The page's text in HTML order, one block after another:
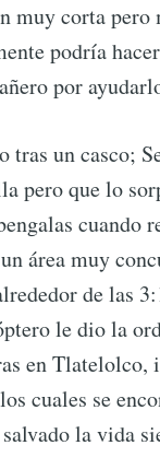
muy corta pero
podría
por
tras un casco;
pero que lo
área muy
de las
le dio la
en Tlatelolco,
cuales se
la vida